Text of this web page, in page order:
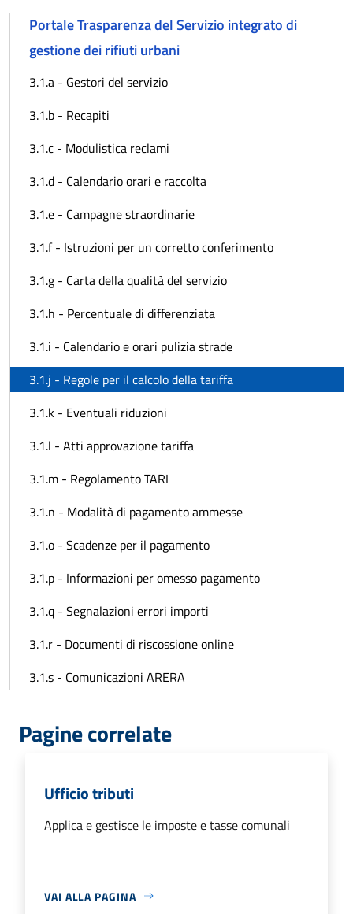
Portale Trasparenza del Servizio integrato di
gestione dei rifiuti urbani
3.1.a - Gestori del servizio
3.1.b - Recapiti
3.1.c - Modulistica reclami
3.1.d - Calendario orari e raccolta
3.1.e - Campagne straordinarie
3.1.f - Istruzioni per un corretto conferimento
3.1.g - Carta della qualità del servizio
3.1.h - Percentuale di differenziata
3.1.i - Calendario e orari pulizia strade
3.1.j - Regole per il calcolo della tariffa
3.1.k - Eventuali riduzioni
3.1.l - Atti approvazione tariffa
3.1.m - Regolamento TARI
3.1.n - Modalità di pagamento ammesse
3.1.o - Scadenze per il pagamento
3.1.p - Informazioni per omesso pagamento
3.1.q - Segnalazioni errori importi
3.1.r - Documenti di riscossione online
3.1.s - Comunicazioni ARERA
Pagine correlate
Ufficio tributi
Applica e gestisce le imposte e tasse comunali
VAI ALLA PAGINA